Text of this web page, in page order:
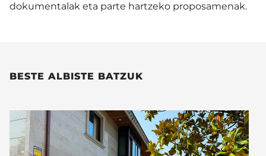
dokumentalak eta parte hartzeko proposamenak.
BESTE ALBISTE BATZUK